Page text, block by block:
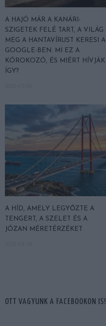
A HAJÓ MÁR A KANÁRI-
SZIGETEK FELÉ TART, A VILÁG
MEG A HANTAVÍRUST KERESI A
GOOGLE-BEN: MI EZ A
KÓROKOZÓ, ÉS MIÉRT HÍVJÁK
ÍGY?
A HÍD, AMELY LEGYŐZTE A
TENGERT, A SZELET ÉS A
JÓZAN MÉRETÉRZÉKET
OTT VAGYUNK A FACEBOOKON IS!